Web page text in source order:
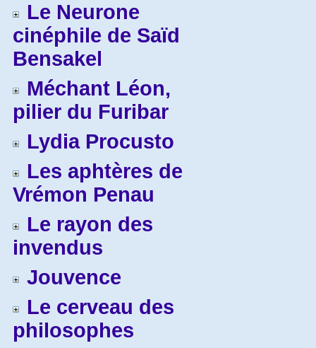
Le Neurone
cinéphile de Saïd
Bensakel
Méchant Léon,
pilier du Furibar
Lydia Procusto
Les aphtères de
Vrémon Penau
Le rayon des
invendus
Jouvence
Le cerveau des
philosophes